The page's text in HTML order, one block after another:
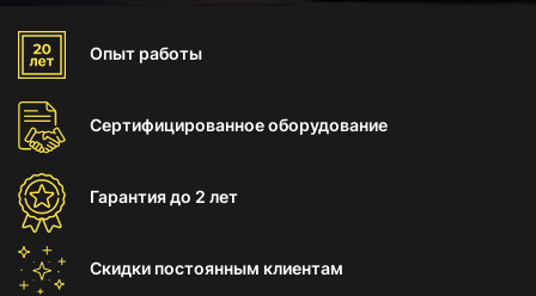
Опыт работы
Сертифицированноеоборудование
Гарантиядо 2 лет
Скидки постоянным клиентам